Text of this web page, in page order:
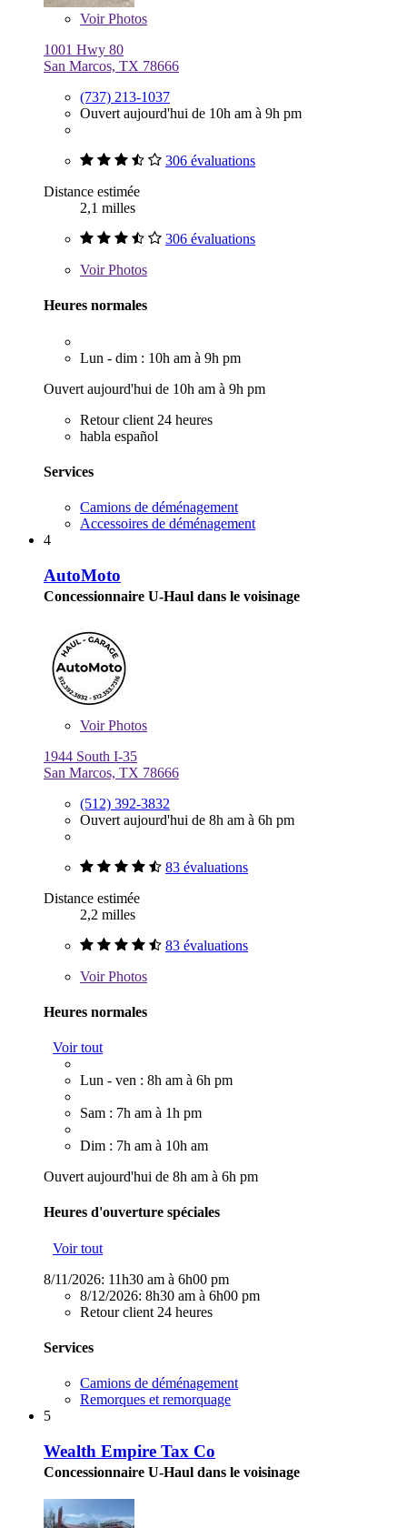
VoirPhotos
1001 Hwy 80
San Marcos, TX 78666
(737) 213-1037
Ouvert aujourd'hui de 10h am à 9h pm
306 évaluations
Distance estimée
2,1 milles
306 évaluations
VoirPhotos
Heures normales
Lun - dim : 10h am à 9h pm
Ouvert aujourd'hui de 10h am à 9h pm
Retour client 24 heures
habla español
Services
Camions de déménagement
Accessoires de déménagement
4
AutoMoto
Concessionnaire U-Haul dans le voisinage
VoirPhotos
1944 South I-35
San Marcos, TX 78666
(512) 392-3832
Ouvert aujourd'hui de 8h am à 6h pm
83 évaluations
Distance estimée
2,2 milles
83 évaluations
VoirPhotos
Heures normales
Voir tout
Lun - ven : 8h am à 6h pm
Sam : 7h am à 1h pm
Dim : 7h am à 10h am
Ouvert aujourd'hui de 8h am à 6h pm
Heures d'ouverture spéciales
Voir tout
8/11/2026: 11h30 am à 6h00 pm
8/12/2026: 8h30 am à 6h00 pm
Retour client 24 heures
Services
Camions de déménagement
Remorques et remorquage
5
Wealth Empire Tax Co
Concessionnaire U-Haul dans le voisinage